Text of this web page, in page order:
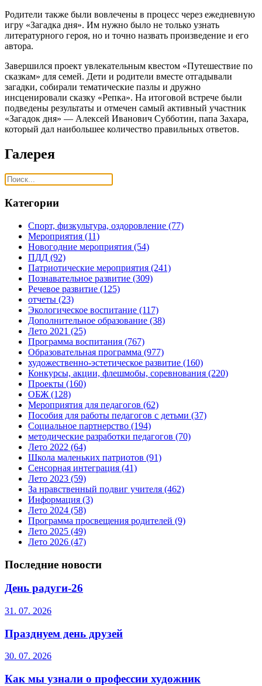
Родители также были вовлечены в процесс через ежедневную
игру «Загадка дня». Им нужно было не только узнать
литературного героя, но и точно назвать произведение и его
автора.
Завершился проект увлекательным квестом «Путешествие по
сказкам» для семей. Дети и родители вместе отгадывали
загадки, собирали тематические пазлы и дружно
инсценировали сказку «Репка». На итоговой встрече были
подведены результаты и отмечен самый активный участник
«Загадок дня» — Алексей Иванович Субботин, папа Захара,
который дал наибольшее количество правильных ответов.
Галерея
Категории
Спорт, физкультура, оздоровление (77)
Мероприятия (11)
Новогодние мероприятия (54)
ПДД (92)
Патриотические мероприятия (241)
Познавательное развитие (309)
Речевое развитие (125)
отчеты (23)
Экологическое воспитание (117)
Дополнительное образование (38)
Лето 2021 (25)
Программа воспитания (767)
Образовательная программа (977)
художественно-эстетическое развитие (160)
Конкурсы, акции, флешмобы, соревнования (220)
Проекты (160)
ОБЖ (128)
Мероприятия для педагогов (62)
Пособия для работы педагогов с детьми (37)
Социальное партнерство (194)
методические разработки педагогов (70)
Лето 2022 (64)
Школа маленьких патриотов (91)
Сенсорная интеграция (41)
Лето 2023 (59)
За нравственный подвиг учителя (462)
Информация (3)
Лето 2024 (58)
Программа просвещения родителей (9)
Лето 2025 (49)
Лето 2026 (47)
Последние новости
День радуги-26
31. 07. 2026
Празднуем день друзей
30. 07. 2026
Как мы узнали о профессии художник